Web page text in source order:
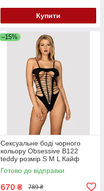
Купити
–15%
Сексуальне боді чорного
кольору Obsessive B122
teddy розмір S M L Кайф
Готово до відправки
670 ₴ 789 ₴